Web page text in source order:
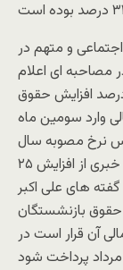
و متهم در
مصاحبه ای اعلام
بود که امسال نیز مطابق سال گذشته ۲۵ درصد افزایش حقوق
وارد سومین ماه
نرخ مصوبه سال
گذشته حقوق دریافت می کنند و نه تنها هیچ خبری از افزایش ۲۵
های علی اکبر
حقوق بازنشستگان
آن قرار است در